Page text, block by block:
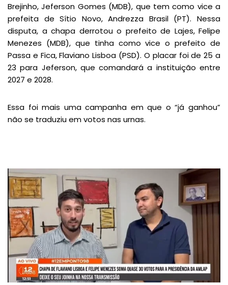
Brejinho, Jeferson Gomes (MDB), que tem como vice a
prefeita de Sítio Novo, Andrezza Brasil (PT). Nessa
disputa, a chapa derrotou o prefeito de Lajes, Felipe
Menezes (MDB), que tinha como vice o prefeito de
Passa e Fica, Flaviano Lisboa (PSD). O placar foi de 25 a
23 para Jeferson, que comandará a instituição entre
2027 e 2028.
Essa foi mais uma campanha em que o “já ganhou”
não se traduziu em votos nas urnas.